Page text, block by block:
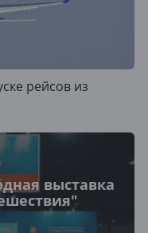
рейсов из
выставка